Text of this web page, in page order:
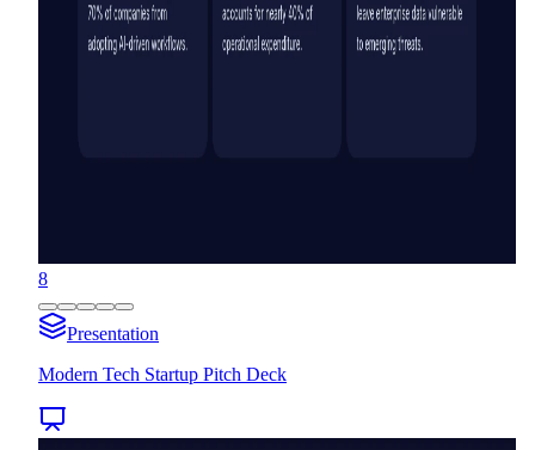
8
Presentation
Modern Tech Startup Pitch Deck